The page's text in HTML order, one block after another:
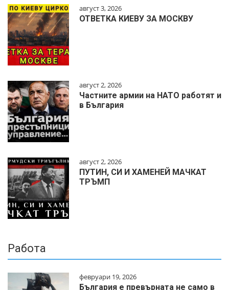
август 3, 2026
ОТВЕТКА КИЕВУ ЗА МОСКВУ
август 2, 2026
Частните армии на НАТО работят и
в България
август 2, 2026
ПУТИН, СИ И ХАМЕНЕЙ МАЧКАТ
ТРЪМП
Работа
февруари 19, 2026
България е превърната не само в